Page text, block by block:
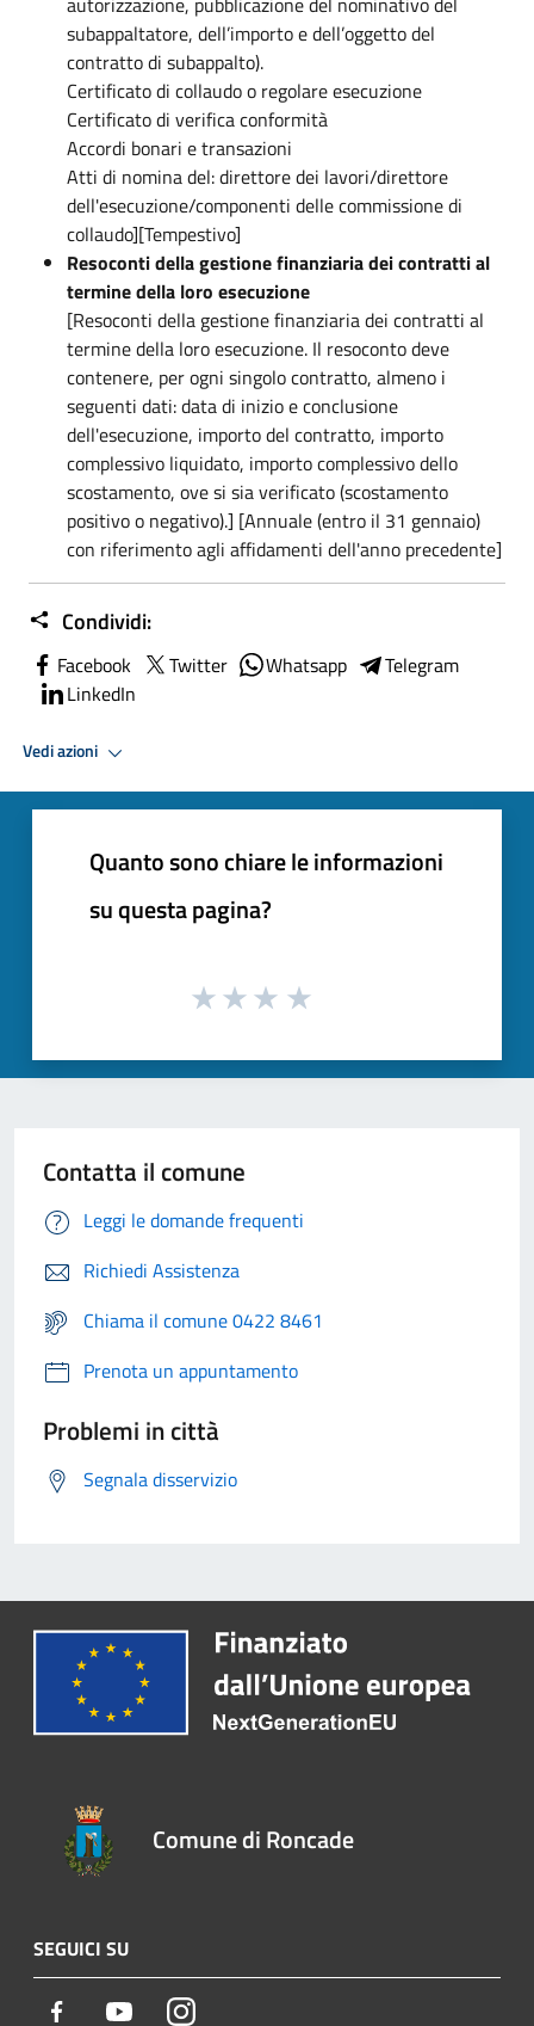
subappaltatore, dell’importo e dell’oggetto del
contratto di subappalto).
Certificato di collaudo o regolare esecuzione
Certificato di verifica conformità
Accordi bonari e transazioni
Atti di nomina del: direttore dei lavori/direttore
dell'esecuzione/componenti delle commissione di
collaudo][Tempestivo]
Resoconti della gestione finanziaria dei contratti al
termine della loro esecuzione
[Resoconti della gestione finanziaria dei contratti al
termine della loro esecuzione. Il resoconto deve
contenere, per ogni singolo contratto, almeno i
seguenti dati: data di inizio e conclusione
dell'esecuzione, importo del contratto, importo
complessivo liquidato, importo complessivo dello
scostamento, ove si sia verificato (scostamento
positivo o negativo).] [Annuale (entro il 31 gennaio)
con riferimento agli affidamenti dell'anno precedente]
Condividi:
Facebook Twitter Whatsapp
Telegram
LinkedIn
Vedi azioni
Quanto sono chiare le informazioni
su questa pagina?
Contatta il comune
Leggi le domande frequenti
Richiedi Assistenza
Chiama il comune 0422 8461
Prenota un appuntamento
Problemi in città
Segnala disservizio
Comune di Roncade
SEGUICI SU
Facebook YoutubeInstagram